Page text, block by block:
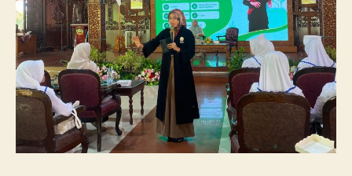
Kebidanan
Blora
Etika
dan
Keterampilan
Public
Speaking